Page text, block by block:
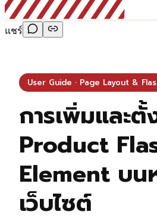
แชร์
User Guide · Page Layout &
การเพิ่มและตั้
Product
Element บน
เว็บไซต์